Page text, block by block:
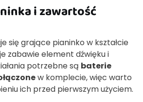
i zawartość
się grające pianinko w kształcie
zabawie element dźwięku i
potrzebne są baterie
w komplecie, więc warto
ich przed pierwszym użyciem.